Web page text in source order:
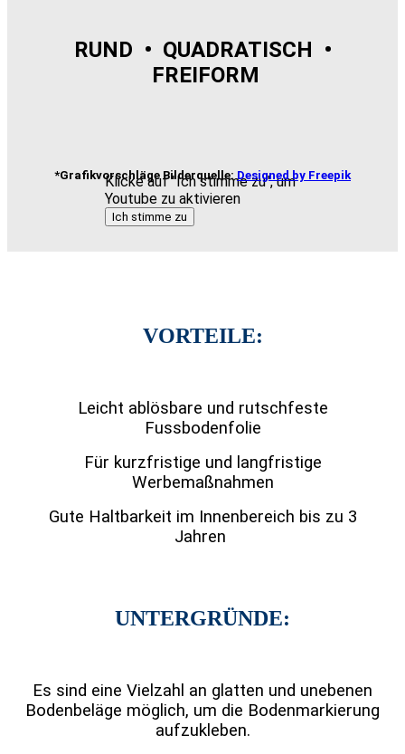
Klicke auf "Ich stimme zu", um
Youtube zu aktivieren
Ich stimme zu
RUND • QUADRATISCH •
FREIFORM
*Grafikvorschläge Bilderquelle:Designed by Freepik
VORTEILE:
Leicht ablösbare und rutschfeste
Fussbodenfolie
Für kurzfristige und langfristige
Werbemaßnahmen
Gute Haltbarkeit im Innenbereich bis zu 3
Jahren
UNTERGRÜNDE:
Es sind eine Vielzahl an glatten und unebenen
Bodenbeläge möglich, um die Bodenmarkierung
aufzukleben.